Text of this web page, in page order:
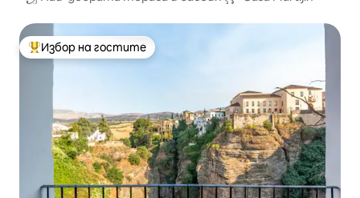
Най-популярен избор на гостите
Избор на гостите